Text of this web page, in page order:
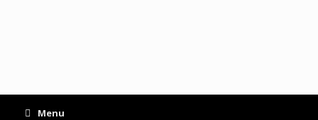
Menu